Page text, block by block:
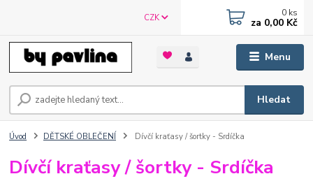
Menu
CZK
Hledat
0 ks
za 0,00 Kč
Úvod DĚTSKÉ OBLEČENÍ Dívčí kraťasy / šortky - Srdíčka
Dívčí kraťasy / šortky - Srdíčka